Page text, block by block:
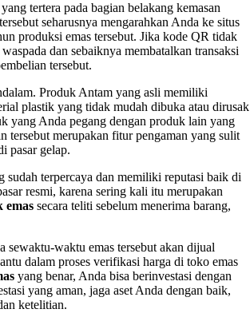
tertera pada bagian belakang kemasan
seharusnya mengarahkan Anda ke situs
produksi emas tersebut. Jika kode QR tidak
dan sebaiknya membatalkan transaksi
tersebut.
Produk Antam yang asli memiliki
plastik yang tidak mudah dibuka atau dirusak
yang Anda pegang dengan produk lain yang
tersebut merupakan fitur pengaman yang sulit
pasar gelap.
terpercaya dan memiliki reputasi baik di
resmi, karena sering kali itu merupakan
emas secara teliti sebelum menerima barang,
sewaktu-waktu emas tersebut akan dijual
dalam proses verifikasi harga di toko emas
yang benar, Anda bisa berinvestasi dengan
yang aman, jaga aset Anda dengan baik,
ketelitian.